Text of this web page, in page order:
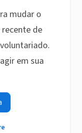
mudar o
de
em sua